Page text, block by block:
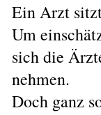
Ein Arzt
Um
sich die
nehmen.
Doch ganz